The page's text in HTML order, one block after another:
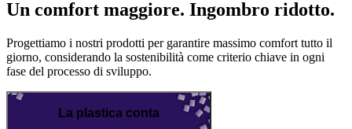
Un comfort maggiore. Ingombro ridotto.
Progettiamo i nostri prodotti per garantire massimo comfort tutto il
giorno, considerando la sostenibilità come criterio chiave in ogni
fase del processo di sviluppo.
La plastica conta